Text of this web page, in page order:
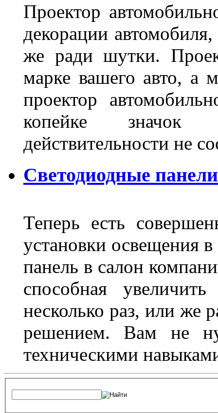
Проектор
декорации
же ради шутки.
марке вашего авто, а
проектор
копейке
действительности не
Светодиодные
Теперь есть
установки освещения
панель в салон
способная
несколько раз, или же
решением. Вам не
техническими